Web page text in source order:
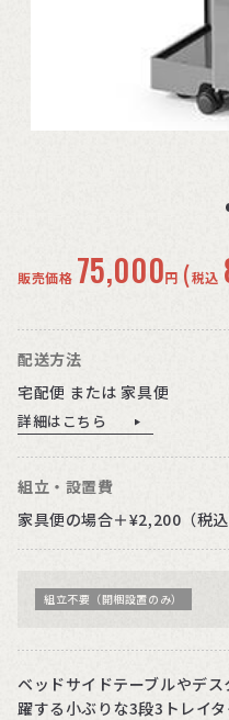
販売価格 75,000円 (税込
配送方法
宅配便 または 家具便
詳細はこちら
組立・設置費
家具便の場合＋¥2,200（税込
組立不要（開梱設置のみ）
ベッドサイドテーブルやデ
躍する小ぶりな3段3トレイ